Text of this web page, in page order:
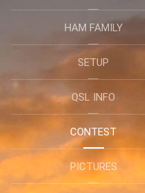
HAM FAMILY
SETUP
QSL INFO
CONTEST
PICTURES